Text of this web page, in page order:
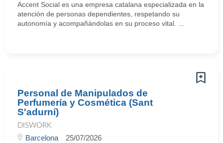
Accent Social es una empresa catalana especializada en la
atención de personas dependientes, respetando su
autonomía y acompañándolas en su proceso vital. ...
Personal de Manipulados de
Perfumería y Cosmética (Sant
S'adurní)
DISWORK
Barcelona 25/07/2026